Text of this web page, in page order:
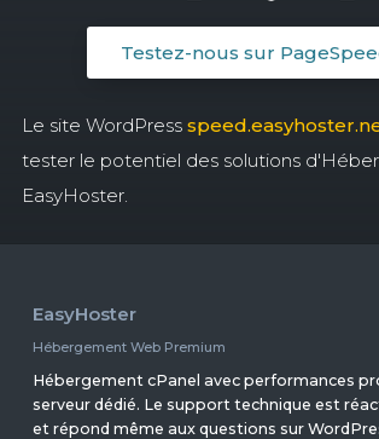
Testez-nous sur
Le site WordPress
tester le potentiel des solutions
EasyHoster.
EasyHoster
Hébergement Web Premium
Hébergement cPanel avec performances
serveur dédié. Le support technique est
et répond même aux questions sur